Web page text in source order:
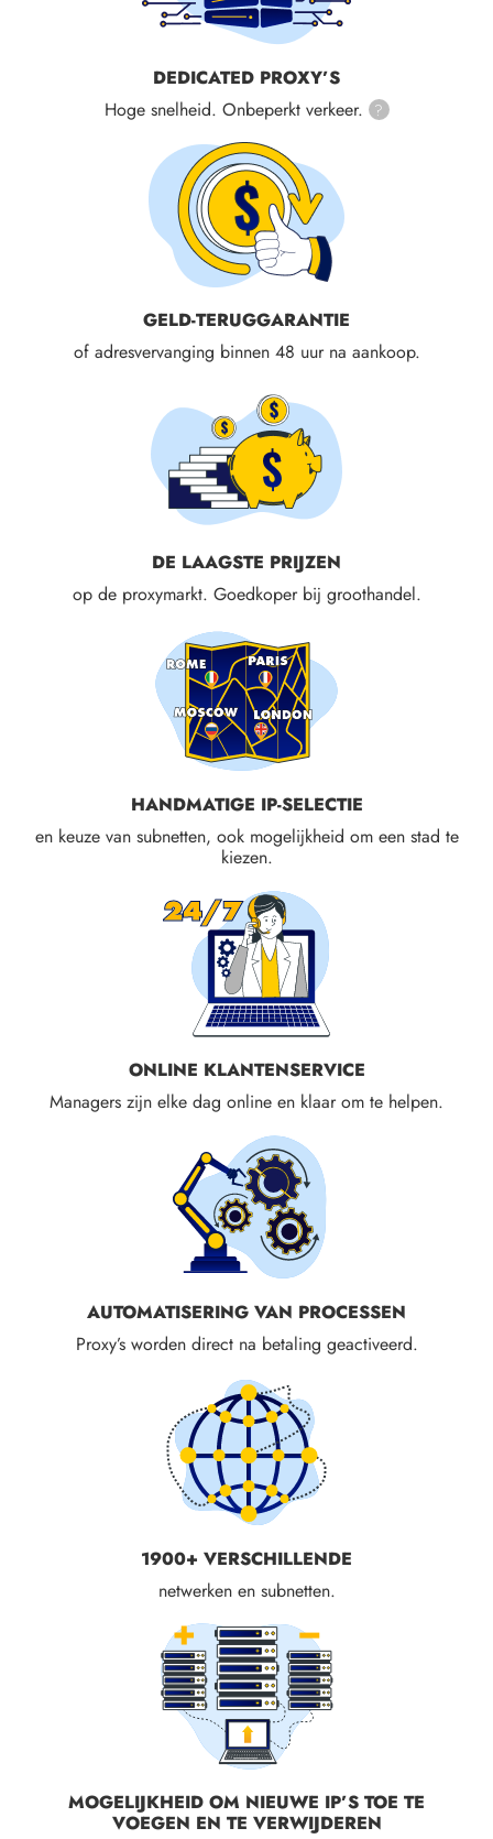
DEDICATED PROXY’S
Hoge snelheid. Onbeperkt verkeer. ?
GELD-TERUGGARANTIE
of adresvervanging binnen 48 uur na aankoop.
DE LAAGSTE PRIJZEN
op de proxymarkt. Goedkoper bij groothandel.
HANDMATIGE IP-SELECTIE
en keuze van subnetten, ook mogelijkheid om een stad te
kiezen.
ONLINE KLANTENSERVICE
Managers zijn elke dag online en klaar om te helpen.
AUTOMATISERING VAN PROCESSEN
Proxy’s worden direct na betaling geactiveerd.
1900+ VERSCHILLENDE
netwerken en subnetten.
MOGELIJKHEID OM NIEUWE IP’S TOE TE
VOEGEN EN TE VERWIJDEREN